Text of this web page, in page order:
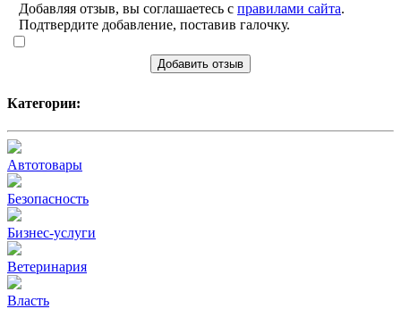
Добавляя отзыв, вы соглашаетесь с правилами сайта.
Подтвердите добавление, поставив галочку.
Добавить отзыв
Категории:
Автотовары
Безопасность
Бизнес-услуги
Ветеринария
Власть